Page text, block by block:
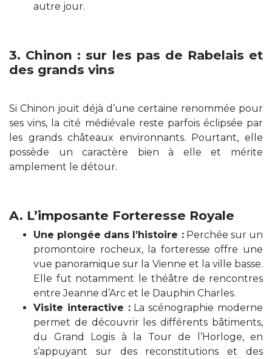
autre jour.
3. Chinon : sur les pas de Rabelais et
des grands vins
Si Chinon jouit déjà d’une certaine renommée pour
ses vins, la cité médiévale reste parfois éclipsée par
les grands châteaux environnants. Pourtant, elle
possède un caractère bien à elle et mérite
amplement le détour.
A. L’imposante Forteresse Royale
Une plongée dans l’histoire :Perchée sur un
promontoire rocheux, la forteresse offre une
vue panoramique sur la Vienne et la ville basse.
Elle fut notamment le théâtre de rencontres
entre Jeanne d’Arc et le Dauphin Charles.
Visite interactive :La scénographie moderne
permet de découvrir les différents bâtiments,
du Grand Logis à la Tour de l’Horloge, en
s’appuyant sur des reconstitutions et des